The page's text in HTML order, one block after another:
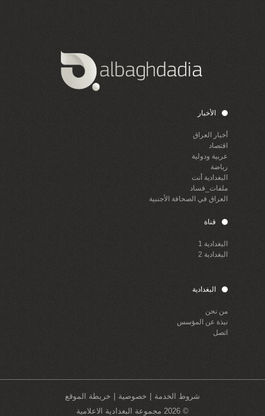
الأخبار
أخبار العراق
اقتصاد
عربية ودولية
رياضة
البغدادية أنت
ملفات_فساد
العراق في الصحافة الأجنبية
قناة
البغدادية 1
البغدادية 2
البغدادية
من نحن
نبذة عن المؤسس
اتصل
شروط الخدمة خصوصية
خريطة الموقع
© 2026 مجموعة البغدادية الاعلامية